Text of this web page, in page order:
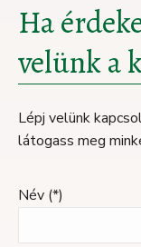
Ha
velünk a
Lépj velünk
látogass meg
Név (*)